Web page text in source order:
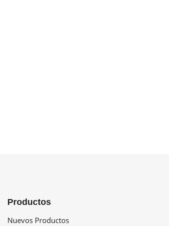
Productos
Nuevos Productos